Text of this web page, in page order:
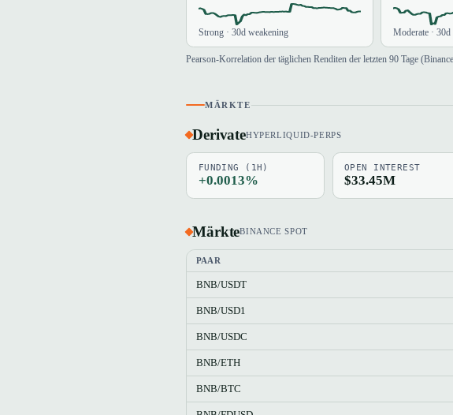
Strong · 30d weakening Moderate ·
Pearson-Korrelation der täglichen Renditen der letzten 90 Tage
MÄRKTE
DerivateHYPERLIQUID-PERPS
FUNDING (1H)
+0.0013%
OPEN INTEREST
$33.45M
MärkteBINANCE SPOT
PAAR
BNB/USDT
BNB/USD1
BNB/USDC
BNB/ETH
BNB/BTC